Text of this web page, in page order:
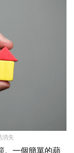
消失
。一個簡單的蘋